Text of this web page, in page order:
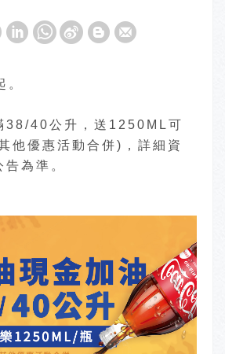
38/40公升，送1250ML可
他優惠活動合併)，詳細資
為準。